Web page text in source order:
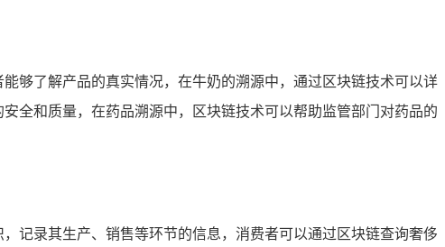
够了解产品的真实情况，在牛奶的溯源中，通过区块链技术可以详
全和质量，在药品溯源中，区块链技术可以帮助监管部门对药品的
记录其生产、销售等环节的信息，消费者可以通过区块链查询奢侈